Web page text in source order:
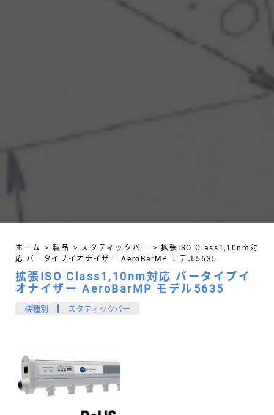
ホーム > 製品 > スタティックバー > 拡張ISO Class1,10nm対
応 バータイプイオナイザー AeroBarMP モデル5635
拡張ISO Class1,10nm対応 バータイプイ
オナイザー AeroBarMP モデル5635
機種別 スタティックバー